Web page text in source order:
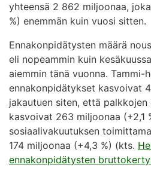
yhteensä 2 862 miljoonaa,
%) enemmän kuin vuosi sitten.
Ennakonpidätysten määrä
eli nopeammin kuin
aiemmin tänä vuonna. Tammi-
ennakonpidätykset kasvoivat
jakautuen siten, että
kasvoivat 263 miljoonaa (+2,1
sosiaalivakuutuksen
174 miljoonaa (+4,3 %) (kts.
ennakonpidätysten